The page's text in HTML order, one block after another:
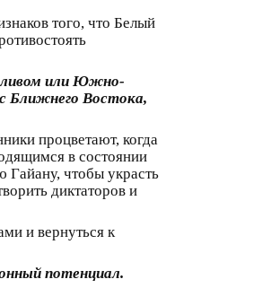
того, что Белый
или Южно-
Ближнего Востока,
процветают, когда
в состоянии
Гайану, чтобы украсть
диктаторов и
и вернуться к
потенциал.